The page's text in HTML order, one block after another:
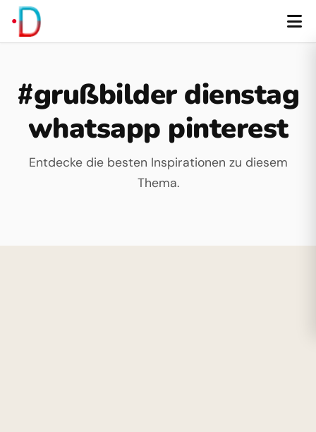
#grußbilder dienstag
whatsapp pinterest
Entdecke die besten Inspirationen zu diesem
Thema.